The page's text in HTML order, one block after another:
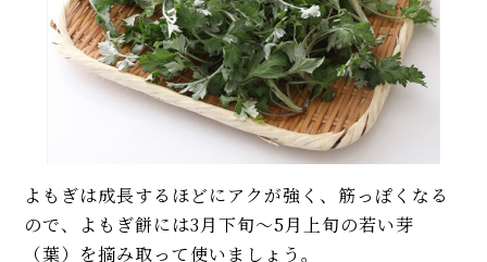
よもぎは成長するほどにアクが強く、筋っぽくなる
ので、よもぎ餅には3月下旬～5月上旬の若い芽
（葉）を摘み取って使いましょう。